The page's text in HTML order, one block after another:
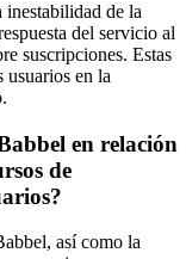
de la
del servicio al
suscripciones. Estas
usuarios en la
en relación
de
así como la